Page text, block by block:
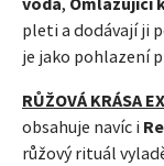
pleti a dodávají ji
je jako pohlazení
RŮŽOVÁ KRÁSA
obsahuje navíc i
růžový rituál